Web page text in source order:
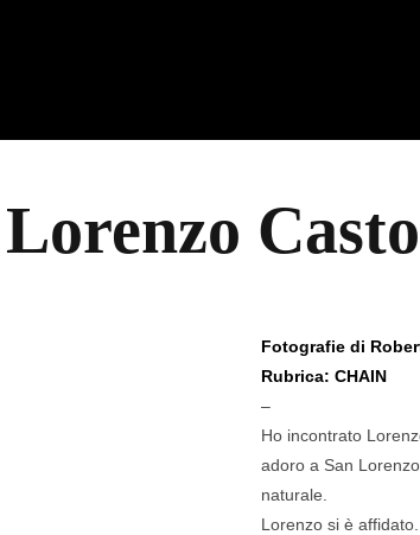
Lorenzo
Fotografie di
Rubrica: CHAIN
–
Ho incontrato
adoro a San
naturale.
Lorenzo si è